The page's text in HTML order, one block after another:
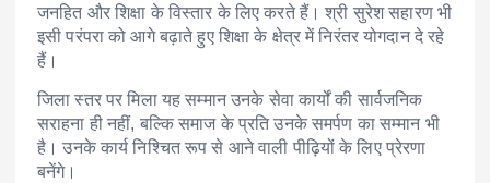
जनहित और शिक्षा के विस्तार के लिए करते हैं। श्री सुरेश सहारण भी
इसी परंपरा को आगे बढ़ाते हुए शिक्षा के क्षेत्र में निरंतर योगदान दे रहे
हैं।
जिला स्तर पर मिला यह सम्मान उनके सेवा कार्यों की सार्वजनिक
सराहना ही नहीं, बल्कि समाज के प्रति उनके समर्पण का सम्मान भी
है। उनके कार्य निश्चित रूप से आने वाली पीढ़ियों के लिए प्रेरणा
बनेंगे।